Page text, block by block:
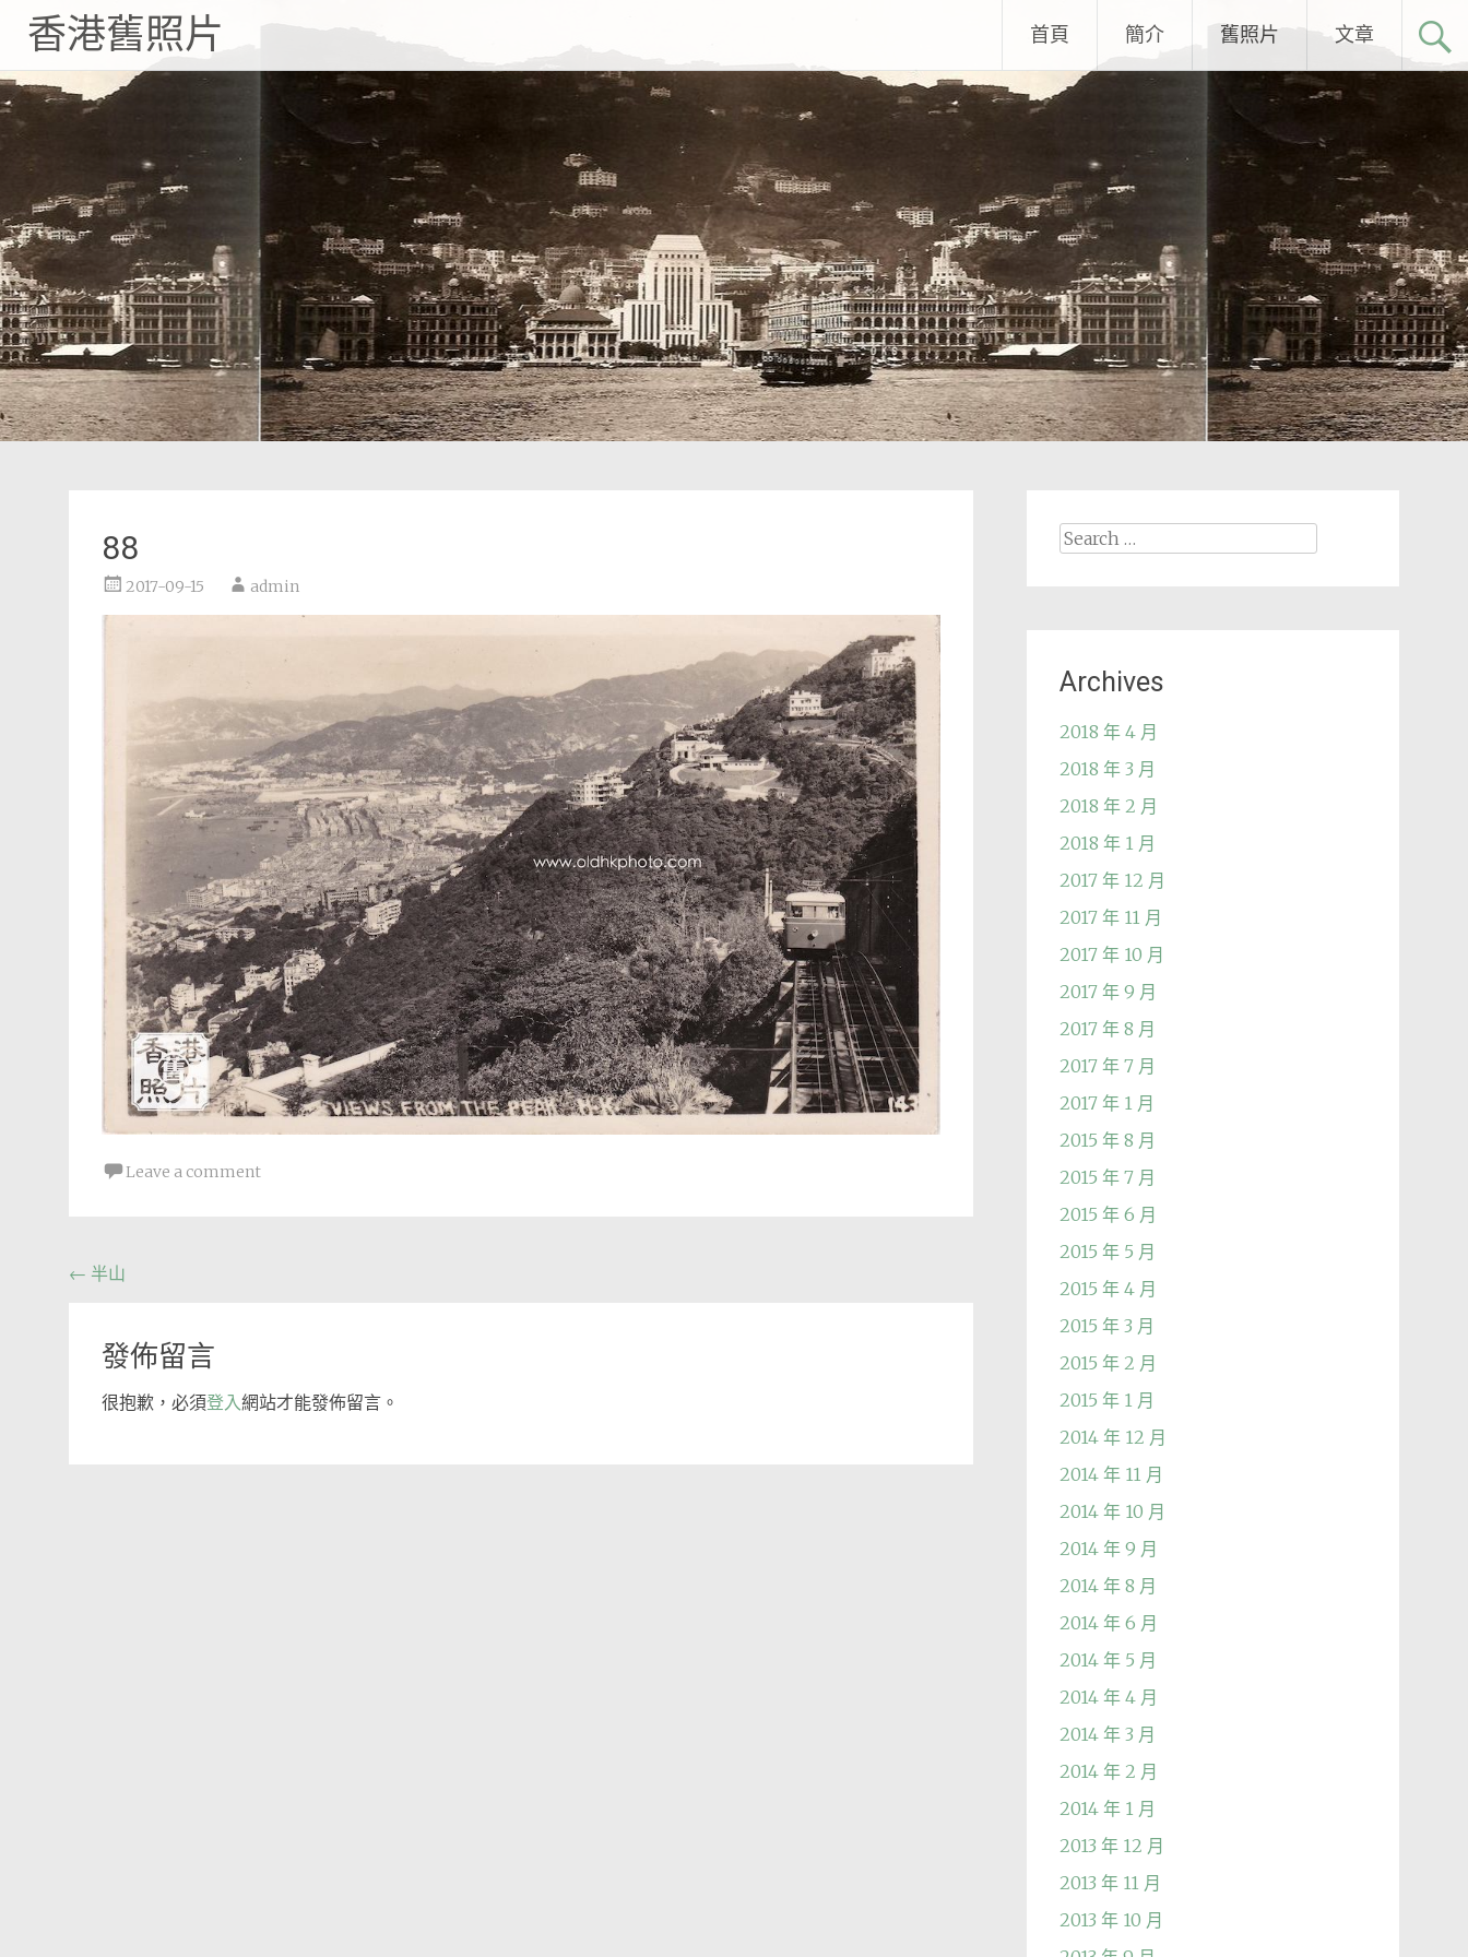
Skip
content
香港舊照片 首頁 簡介 舊照片 文章
88
2017-09-15 admin
Leave a comment
Post
← 半山
發佈留言
很抱歉，必須登入網站才能發佈留言。
Search
Archives
2018 年 4 月
2018 年 3 月
2018 年 2 月
2018 年 1 月
2017 年 12 月
2017 年 11 月
2017 年 10 月
2017 年 9 月
2017 年 8 月
2017 年 7 月
2017 年 1 月
2015 年 8 月
2015 年 7 月
2015 年 6 月
2015 年 5 月
2015 年 4 月
2015 年 3 月
2015 年 2 月
2015 年 1 月
2014 年 12 月
2014 年 11 月
2014 年 10 月
2014 年 9 月
2014 年 8 月
2014 年 6 月
2014 年 5 月
2014 年 4 月
2014 年 3 月
2014 年 2 月
2014 年 1 月
2013 年 12 月
2013 年 11 月
2013 年 10 月